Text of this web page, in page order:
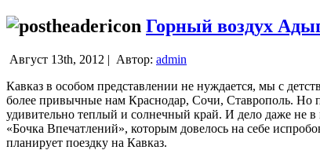
Горный воздух
Август 13th, 2012 | Автор: admin
Кавказ в особом представлении не нуждается, мы с
более привычные нам Краснодар, Сочи, Ставрополь. Но
удивительно теплый и солнечный край. И дело даже не
«Бочка Впечатлений», которым довелось на себе
планирует поездку на Кавказ.